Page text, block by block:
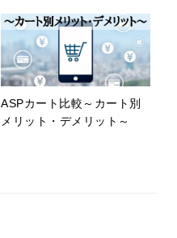
ASPカート比較～カート別
メリット・デメリット～